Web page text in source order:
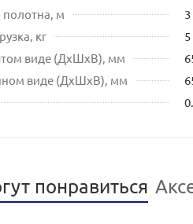
м
3
кг
5
виде (ДхШхВ), мм
виде (ДхШхВ), мм
понравиться